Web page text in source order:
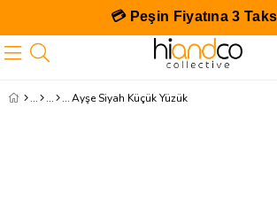
💳 Peşin Fiyatına 3
Ayşe Siyah Küçük Yüzük